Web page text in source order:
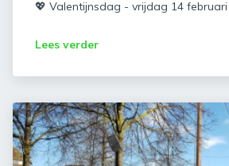
💖 Valentijnsdag - vrijdag 14 februari
Lees verder